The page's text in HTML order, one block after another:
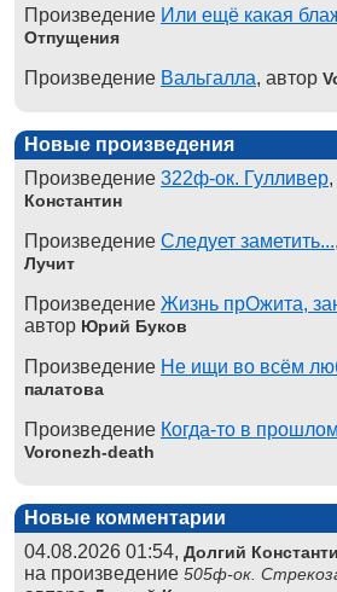
Произведение Или ещё какая
Отпущения
Произведение Вальгалла, автор
Новые произведения
Произведение 322ф-ок. Гулливер
Константин
Произведение Следует заметить...
Лучит
Произведение Жизнь прОжита,
автор Юрий Буков
Произведение Не ищи во всём
палатова
Произведение Когда-то в
Voronezh-death
Новые комментарии
04.08.2026 01:54, Долгий
на произведение 505ф-ок.